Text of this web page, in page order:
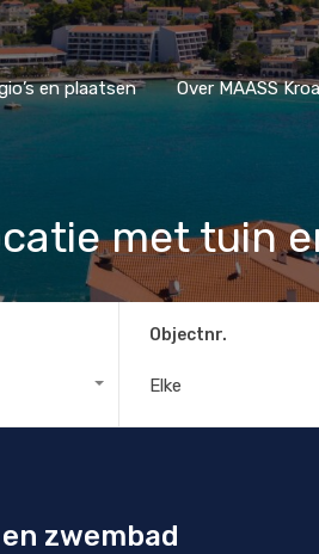
Regio’s en plaatsen Over
en plaatsen Over MAASS
met tuin
Objectnr.
zwembad